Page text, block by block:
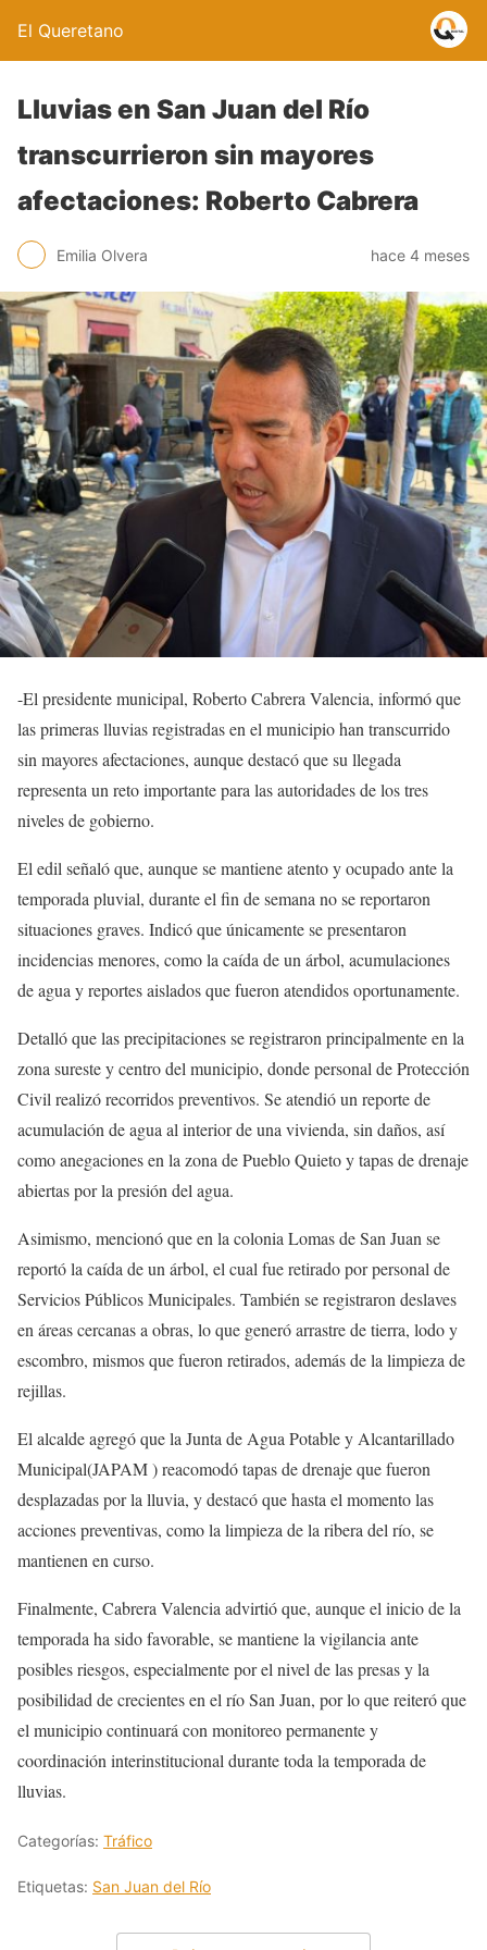
El Queretano
Lluvias en San Juan del Río
transcurrieron sin mayores
afectaciones: Roberto Cabrera
Emilia Olvera hace 4 meses
-El presidente municipal, Roberto Cabrera Valencia, informó que
las primeras lluvias registradas en el municipio han transcurrido
sin mayores afectaciones, aunque destacó que su llegada
representa un reto importante para las autoridades de los tres
niveles de gobierno.
El edil señaló que, aunque se mantiene atento y ocupado ante la
temporada pluvial, durante el fin de semana no se reportaron
situaciones graves. Indicó que únicamente se presentaron
incidencias menores, como la caída de un árbol, acumulaciones
de agua y reportes aislados que fueron atendidos oportunamente.
Detalló que las precipitaciones se registraron principalmente en la
zona sureste y centro del municipio, donde personal de Protección
Civil realizó recorridos preventivos. Se atendió un reporte de
acumulación de agua al interior de una vivienda, sin daños, así
como anegaciones en la zona de Pueblo Quieto y tapas de drenaje
abiertas por la presión del agua.
Asimismo, mencionó que en la colonia Lomas de San Juan se
reportó la caída de un árbol, el cual fue retirado por personal de
Servicios Públicos Municipales. También se registraron deslaves
en áreas cercanas a obras, lo que generó arrastre de tierra, lodo y
escombro, mismos que fueron retirados, además de la limpieza de
rejillas.
El alcalde agregó que la Junta de Agua Potable y Alcantarillado
Municipal(JAPAM ) reacomodó tapas de drenaje que fueron
desplazadas por la lluvia, y destacó que hasta el momento las
acciones preventivas, como la limpieza de la ribera del río, se
mantienen en curso.
Finalmente, Cabrera Valencia advirtió que, aunque el inicio de la
temporada ha sido favorable, se mantiene la vigilancia ante
posibles riesgos, especialmente por el nivel de las presas y la
posibilidad de crecientes en el río San Juan, por lo que reiteró que
el municipio continuará con monitoreo permanente y
coordinación interinstitucional durante toda la temporada de
lluvias.
Categorías: Tráfico
Etiquetas: San Juan del Río